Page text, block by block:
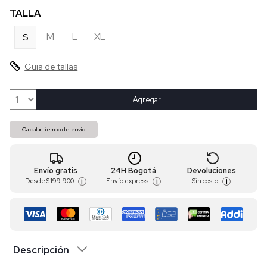
TALLA
S
M L XL
Guia de tallas
Agregar
Calcular tiempo de envío
Envío gratis
Desde $ 199.900 i
24H Bogotá
Envío express i
Devoluciones
Sin costo i
Descripción